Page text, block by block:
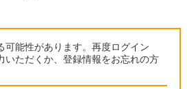
可能性があります。再度ログイン
いただくか、登録情報をお忘れの方